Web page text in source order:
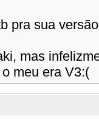
pra sua
mas
meu era V3:(